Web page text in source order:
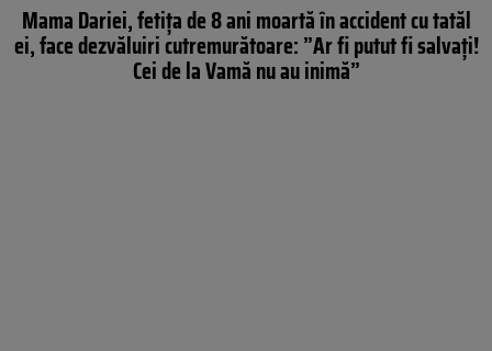
Mama Dariei, fetița de 8 ani moartă în accident cu tatăl
ei, face dezvăluiri cutremurătoare: ”Ar fi putut fi salvați!
Cei de la Vamă nu au inimă”